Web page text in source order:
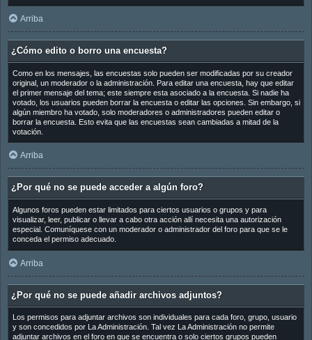
Arriba
¿Cómo edito o borro una encuesta?
Como en los mensajes, las encuestas solo pueden ser modificadas por su creador
original, un moderador o la administración. Para editar una encuesta, hay que editar
el primer mensaje del tema; este siempre esta asociado a la encuesta. Si nadie ha
votado, los usuarios pueden borrar la encuesta o editar las opciones. Sin embargo, si
algún miembro ha votado, solo moderadores o administradores pueden editar o
borrar la encuesta. Esto evita que las encuestas sean cambiadas a mitad de la
votación.
Arriba
¿Por qué no se puede acceder a algún foro?
Algunos foros pueden estar limitados para ciertos usuarios o grupos y para
visualizar, leer, publicar o llevar a cabo otra acción allí necesita una autorización
especial. Comuníquese con un moderador o administrador del foro para que se le
conceda el permiso adecuado.
Arriba
¿Por qué no se puede añadir archivos adjuntos?
Los permisos para adjuntar archivos son individuales para cada foro, grupo, usuario
y son concedidos por La Administración. Tal vez La Administración no permite
adjuntar archivos en el foro en que se encuentra o solo ciertos grupos pueden